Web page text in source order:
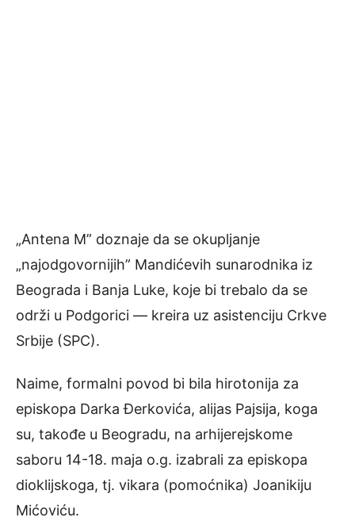
„Antena M” doznaje da se okupljanje
„najodgovornijih” Mandićevih sunarodnika iz
Beograda i Banja Luke, koje bi trebalo da se
održi u Podgorici — kreira uz asistenciju Crkve
Srbije (SPC).
Naime, formalni povod bi bila hirotonija za
episkopa Darka Đerkovića, alijas Pajsija, koga
su, takođe u Beogradu, na arhijerejskome
saboru 14-18. maja o.g. izabrali za episkopa
dioklijskoga, tj. vikara (pomoćnika) Joanikiju
Mićoviću.